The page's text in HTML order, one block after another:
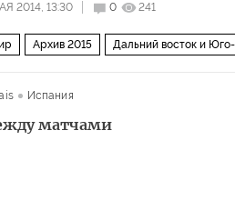
2014, 13:30 0 241
Архив 2015 Дальний восток и
Испания
матчами